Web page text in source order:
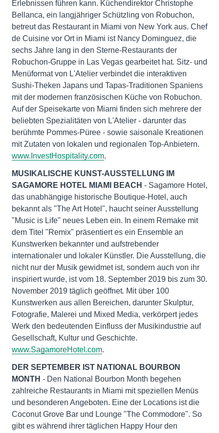
Erlebnissen führen kann. Küchendirektor Christophe
Bellanca, ein langjähriger Schützling von Robuchon,
betreut das Restaurant in Miami von New York aus. Chef
de Cuisine vor Ort in Miami ist Nancy Dominguez, die
sechs Jahre lang in den Sterne-Restaurants der
Robuchon-Gruppe in Las Vegas gearbeitet hat. Sitz- und
Menüformat von L'Atelier verbindet die interaktiven
Sushi-Theken Japans und Tapas-Traditionen Spaniens
mit der modernen französischen Küche von Robuchon.
Auf der Speisekarte von Miami finden sich mehrere der
beliebten Spezialitäten von L'Atelier - darunter das
berühmte Pommes-Püree - sowie saisonale Kreationen
mit Zutaten von lokalen und regionalen Top-Anbietern.
www.InvestHospitality.com.
MUSIKALISCHE KUNST-AUSSTELLUNG IM
SAGAMORE HOTEL MIAMI BEACH - Sagamore Hotel,
das unabhängige historische Boutique-Hotel, auch
bekannt als "The Art Hotel", haucht seiner Ausstellung
"Music is Life" neues Leben ein. In einem Remake mit
dem Titel "Remix" präsentiert es ein Ensemble an
Kunstwerken bekannter und aufstrebender
internationaler und lokaler Künstler. Die Ausstellung, die
nicht nur der Musik gewidmet ist, sondern auch von ihr
inspiriert wurde, ist vom 18. September 2019 bis zum 30.
November 2019 täglich geöffnet. Mit über 100
Kunstwerken aus allen Bereichen, darunter Skulptur,
Fotografie, Malerei und Mixed Media, verkörpert jedes
Werk den bedeutenden Einfluss der Musikindustrie auf
Gesellschaft, Kultur und Geschichte.
www.SagamoreHotel.com.
DER SEPTEMBER IST NATIONAL BOURBON
MONTH - Den National Bourbon Month begehen
zahlreiche Restaurants in Miami mit speziellen Menüs
und besonderen Angeboten. Eine der Locations ist die
Coconut Grove Bar und Lounge "The Commodore". So
gibt es während ihrer täglichen Happy Hour den